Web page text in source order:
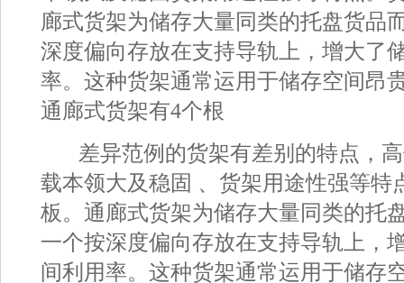
廊式货架为储存大量同类的托盘货品
深度偏向存放在支持导轨上，增大了
率。这种货架通常运用于储存空间昂
通廊式货架有4个根
差异范例的货架有差别的特点，高
载本领大及稳固 、货架用途性强等特
板。通廊式货架为储存大量同类的托
一个按深度偏向存放在支持导轨上，
间利用率。这种货架通常运用于储存